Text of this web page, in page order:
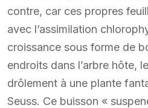
contre, car ces propres
avec l’assimilation
croissance sous forme de
endroits dans l’arbre hôte,
drôlement à une plante
Seuss. Ce buisson «